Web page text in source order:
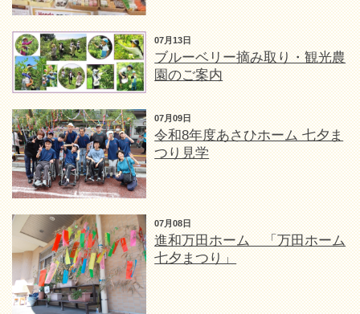
07月13日
ブルーベリー摘み取り・観光農
園のご案内
07月09日
令和8年度あさひホーム 七夕ま
つり見学
07月08日
進和万田ホーム 「万田ホーム
七夕まつり」